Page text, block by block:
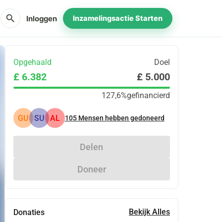
search Inloggen Inzamelingsactie Starten
Opgehaald Doel
£ 6.382 £ 5.000
127,6%gefinancierd
GU SU AL 105 Mensen hebben gedoneerd
Delen
Doneer
Donaties Bekijk Alles